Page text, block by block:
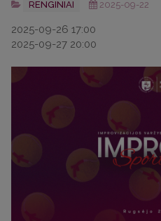
RENGINIAI 2025-09-22
2025-09-26 17:00
2025-09-27 20:00